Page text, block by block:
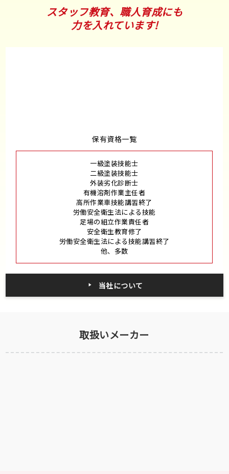
スタッフ教育、職人育成にも
力を入れています!
保有資格一覧
一級塗装技能士
二級塗装技能士
外装劣化診断士
有機溶剤作業主任者
高所作業車技能講習終了
労働安全衛生法による技能
足場の組立作業責任者
安全衛生教育修了
労働安全衛生法による技能講習終了
他、多数
当社について
取扱いメーカー